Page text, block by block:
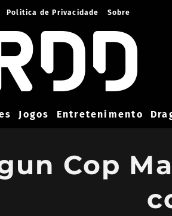
Politica de Privacidade Sobre
Jogos Entretenimento
Cop